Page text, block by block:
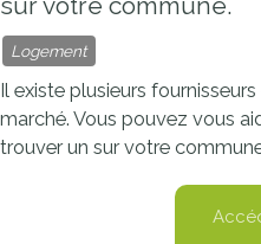
Logement
Il existe plusieurs
marché. Vous pouvez vous
trouver un sur votre